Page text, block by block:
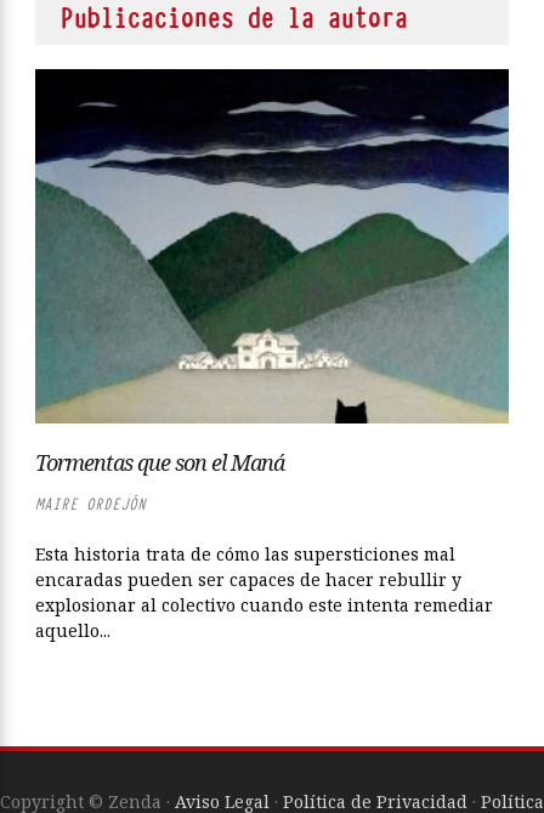
Publicaciones de la autora
Tormentas que son el Maná
MAIRE ORDEJÓN
Esta historia trata de cómo las supersticiones mal
encaradas pueden ser capaces de hacer rebullir y
explosionar al colectivo cuando este intenta remediar
aquello...
Copyright © Zenda · Aviso Legal · Política de Privacidad · Política